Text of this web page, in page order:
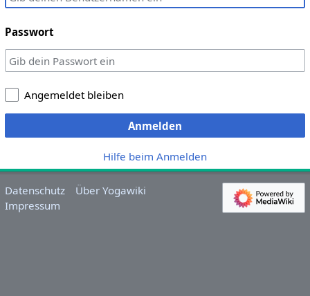
Passwort
Angemeldet bleiben
Anmelden
Hilfe beim Anmelden
Datenschutz
Über Yogawiki
Impressum